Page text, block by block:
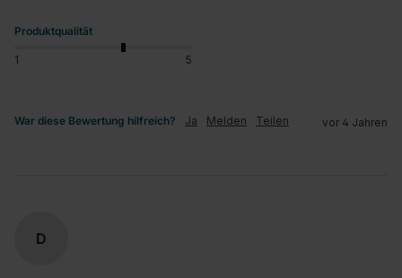
Produktqualität
1 5
War diese Bewertung hilfreich? Ja Melden Teilen vor 4 Jahren
D